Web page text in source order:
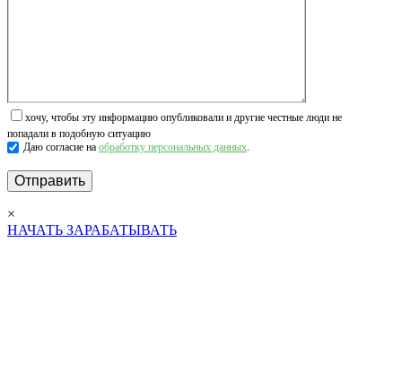
хочу, чтобы эту информацию опубликовали и другие честные люди не
попадали в подобную ситуацию
Даю согласие на обработку персональных данных.
×
НАЧАТЬ ЗАРАБАТЫВАТЬ